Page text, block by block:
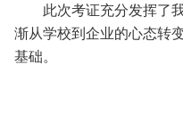
此次考证充分发挥了
渐从学校到企业的心态转
基础。